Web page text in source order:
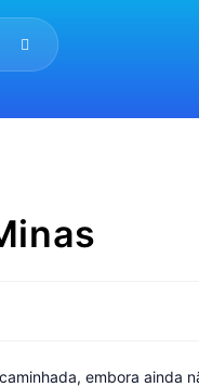
embora ainda